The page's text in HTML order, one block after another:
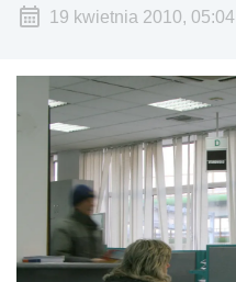
19 kwietnia 2010, 05:04